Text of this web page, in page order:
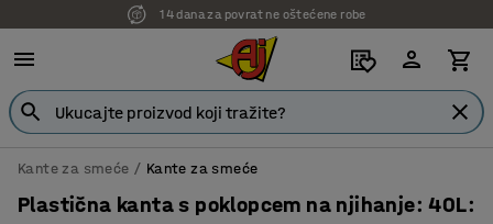
14 dana za povrat ne oštećene robe
Kante za smeće Kante za smeće
Plastična kanta s poklopcem na njihanje: 40L: